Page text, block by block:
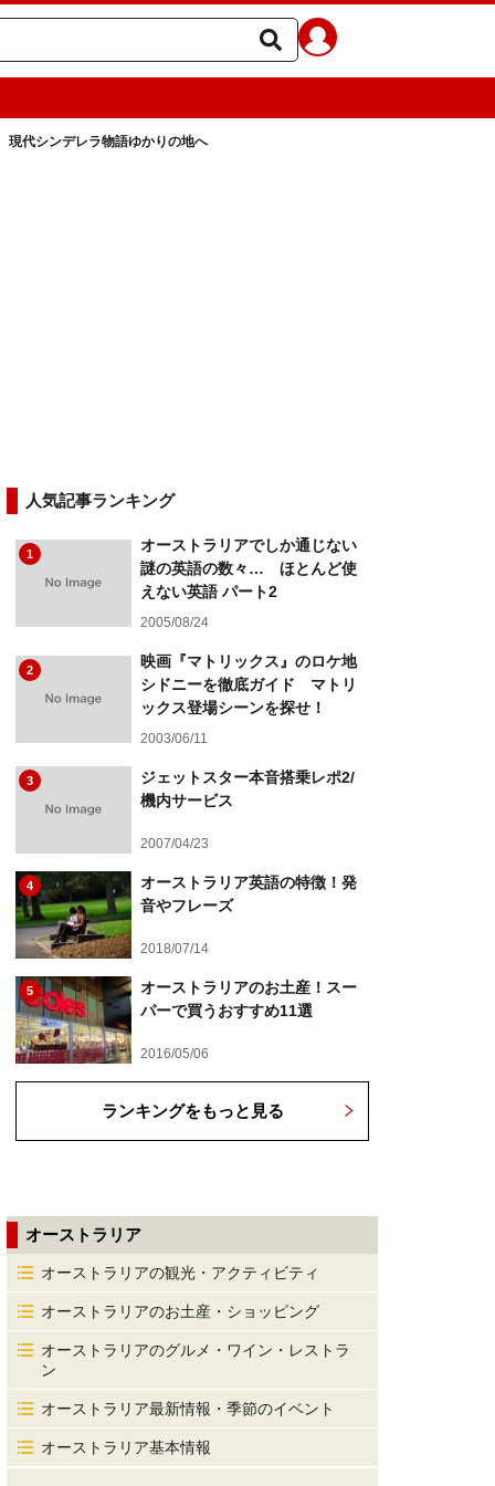
代シンデレラ物語ゆかりの地へ
人気記事ランキング
1
オーストラリアでしか通じない
謎の英語の数々… ほとんど使
えない英語 パート2
2005/08/24
2
映画『マトリックス』のロケ地
シドニーを徹底ガイド マトリ
ックス登場シーンを探せ！
2003/06/11
3
ジェットスター本音搭乗レポ2/
機内サービス
2007/04/23
4
オーストラリア英語の特徴！発
音やフレーズ
2018/07/14
5
オーストラリアのお土産！スー
パーで買うおすすめ11選
2016/05/06
ランキングをもっと見る
オーストラリア
オーストラリアの観光・アクティビティ
オーストラリアのお土産・ショッピング
オーストラリアのグルメ・ワイン・レストラ
ン
オーストラリア最新情報・季節のイベント
オーストラリア基本情報